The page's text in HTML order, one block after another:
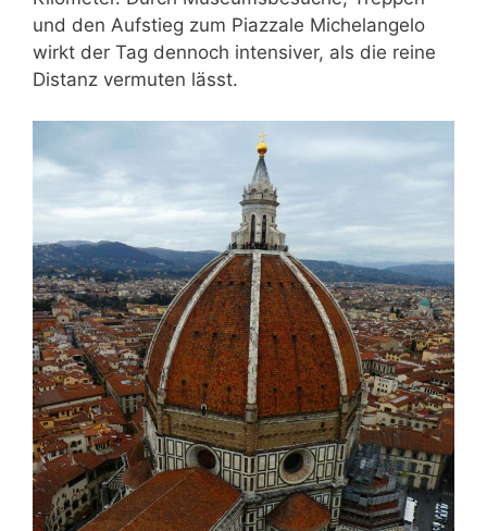
und den Aufstieg zum Piazzale Michelangelo
wirkt der Tag dennoch intensiver, als die reine
Distanz vermuten lässt.